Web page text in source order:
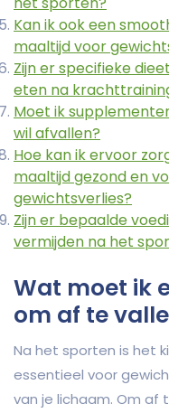
Kan ik ook een
maaltijd voor
Zijn er specifieke
eten na
Moet ik
wil afvallen?
Hoe kan ik ervoor
maaltijd gezond en
gewichtsverlies?
Zijn er bepaalde
vermijden na het
Wat moet ik
om af te
Na het sporten is het
essentieel voor
van je lichaam. Om af